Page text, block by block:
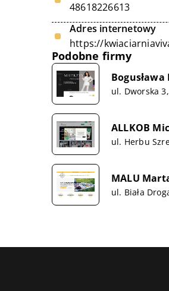
48618226613
Adres internetowy
https://
Podobne firmy
Bogusława
ul. Dworska
ALLKOB
ul. Herbu
MALU
ul. Biała